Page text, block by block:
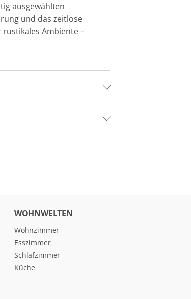
ausgewählten
und das zeitlose
rustikales Ambiente –
WOHNWELTEN
Wohnzimmer
Esszimmer
Schlafzimmer
Küche